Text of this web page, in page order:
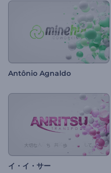
Antônio Agnaldo
イ・イ・サー